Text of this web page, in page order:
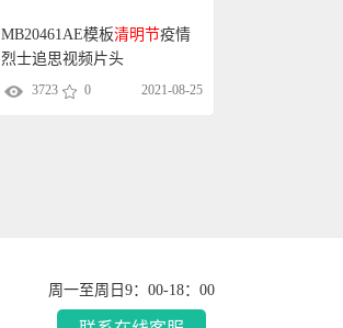
MB20461AE模板清明节疫情
烈士追思视频片头
3723 0 2021-08-25
周一至周日9：00-18：00